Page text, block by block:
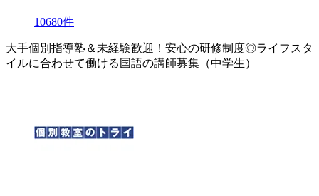
10680件
大手個別指導塾＆未経験歓迎！安心の研修制度◎ライフスタ
イルに合わせて働ける国語の講師募集（中学生）